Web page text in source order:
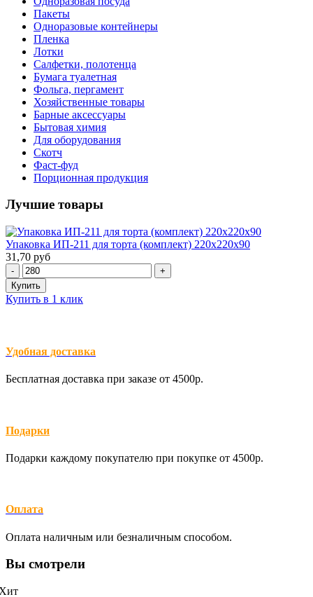
Пакеты
Одноразовые контейнеры
Пленка
Лотки
Салфетки, полотенца
Бумага туалетная
Фольга, пергамент
Хозяйственные товары
Барные аксессуары
Бытовая химия
Для оборудования
Скотч
Фаст-фуд
Порционная продукция
Лучшие товары
Упаковка ИП-211 для торта (комплект) 220х220х90
31,70 руб
Купить в 1 клик
Удобная доставка
Бесплатная доставка при заказе от 4500р.
Подарки
Подарки каждому покупателю при покупке от 4500р.
Оплата
Оплата наличным или безналичным способом.
Вы смотрели